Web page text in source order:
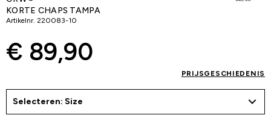
KORTE CHAPS TAMPA
Artikelnr. 220083-10
€ 89,90
PRIJSGESCHIEDENIS
Selecteren: Size